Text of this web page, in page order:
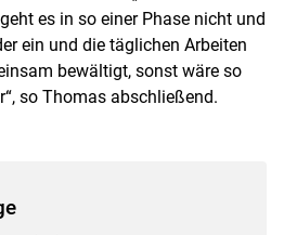
es in so einer Phase nicht und
ein und die täglichen Arbeiten
bewältigt, sonst wäre so
so Thomas abschließend.